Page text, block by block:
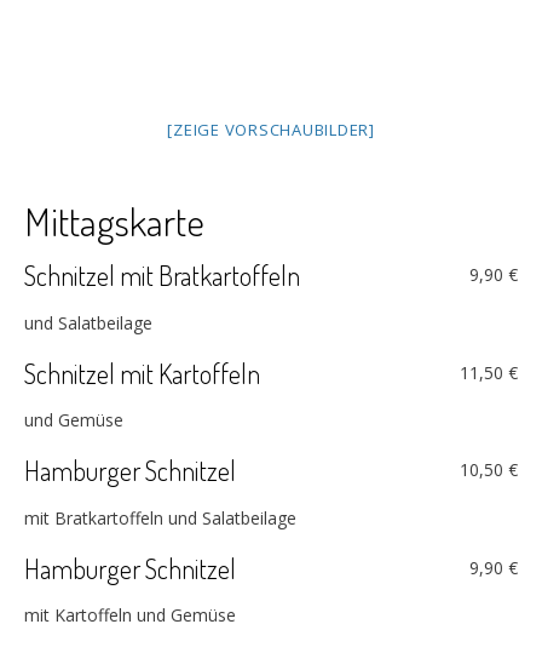
[ZEIGE VORSCHAUBILDER]
Mittagskarte
Schnitzel mit Bratkartoffeln 9,90 €
und Salatbeilage
Schnitzel mit Kartoffeln 11,50 €
und Gemüse
Hamburger Schnitzel 10,50 €
mit Bratkartoffeln und Salatbeilage
Hamburger Schnitzel 9,90 €
mit Kartoffeln und Gemüse